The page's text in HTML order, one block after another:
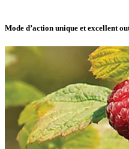
Mode d’action unique et excellent